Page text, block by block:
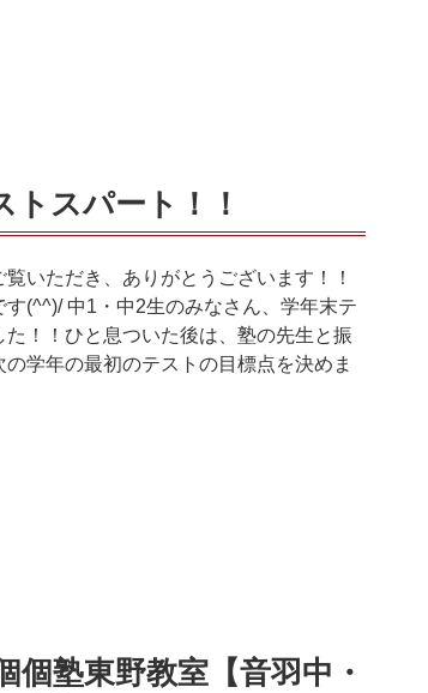
トスパート！！
いただき、ありがとうございます！！
(^^)/ 中1・中2生のみなさん、学年末テ
た！！ひと息ついた後は、塾の先生と振
の学年の最初のテストの目標点を決めま
塾東野教室【音羽中・